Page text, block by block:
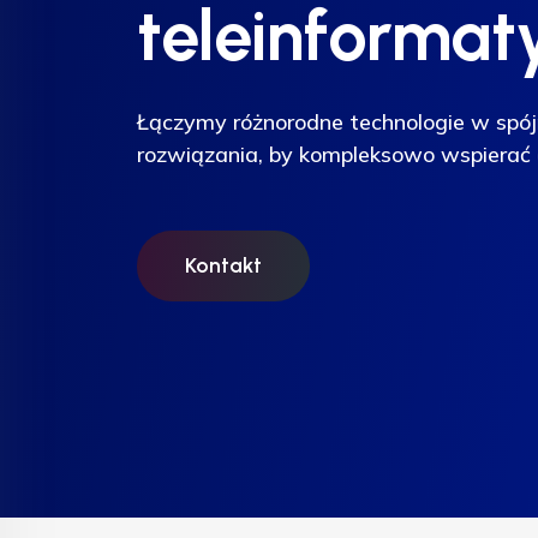
Łączymy różnorodne technologie w
rozwiązania, by kompleksowo
Kontakt
Łączymy różnorodne technologie w
rozwiązania, by kompleksowo
Kontakt
Łączymy różnorodne technologie w
rozwiązania, by kompleksowo
Kontakt